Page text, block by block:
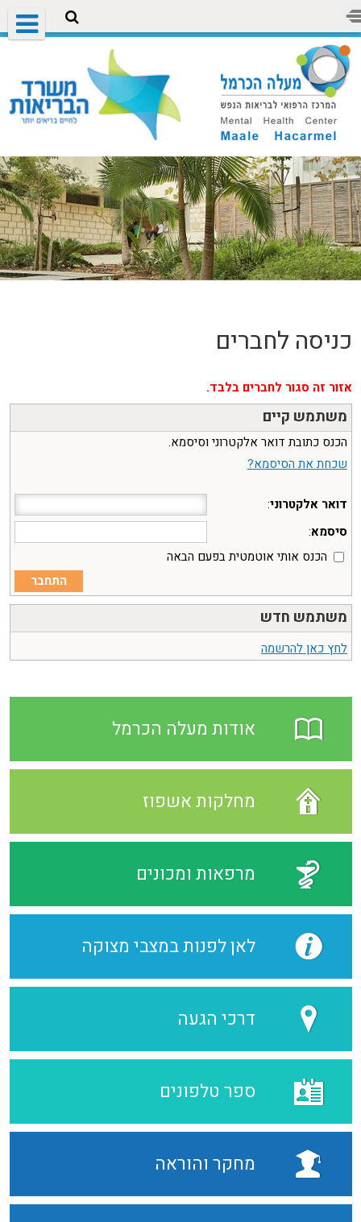
כניסה לחברים
אזור זה סגור לחברים בלבד.
משתמש קיים
הכנס כתובת דואר אלקטרוני וסיסמא.
שכחת את הסיסמא?
דואר אלקטרוני:
סיסמא:
הכנס אותי אוטמטית בפעם הבאה
משתמש חדש
לחץ כאן להרשמה
אודות מעלה הכרמל
מחלקות אשפוז
מרפאות ומכונים
לאן לפנות במצבי מצוקה
דרכי הגעה
ספר טלפונים
מחקר והוראה